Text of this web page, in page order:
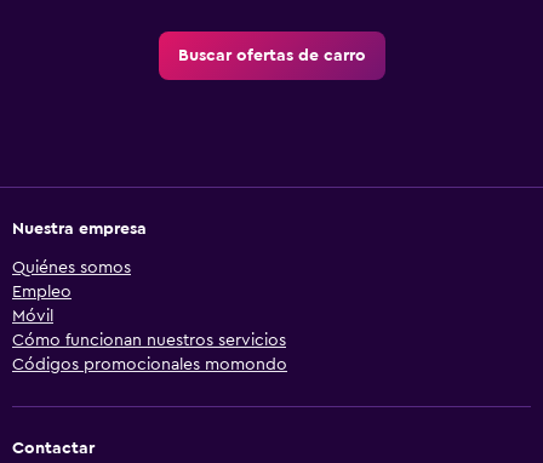
Buscar ofertas de carro
Nuestra empresa
Quiénes somos
Empleo
Móvil
Cómo funcionan nuestros servicios
Códigos promocionales momondo
Contactar